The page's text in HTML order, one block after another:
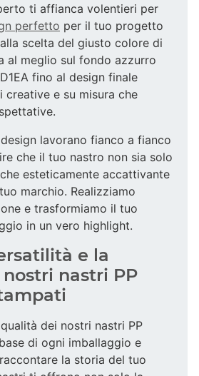
ti affianca volentieri per
perfetto per il tuo progetto
scelta del giusto colore di
al meglio sul fondo azzurro
fino al design finale
e su misura che
lavorano fianco a fianco
che il tuo nastro non sia solo
esteticamente accattivante
marchio. Realizziamo
e trasformiamo il tuo
in un vero highlight.
e la
nastri PP
dei nostri nastri PP
di ogni imballaggio e
la storia del tuo